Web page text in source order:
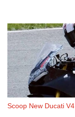
Scoop New Ducati V4